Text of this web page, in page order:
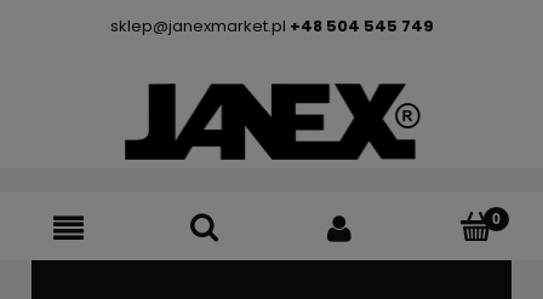
sklep@janexmarket.pl +48 504 545 749